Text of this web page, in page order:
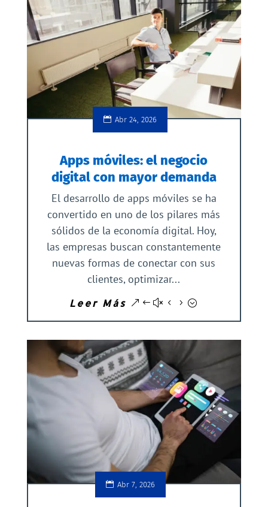
Abr 24, 2026
Apps móviles: el negocio
digital con mayor demanda
El desarrollo de apps móviles se ha
convertido en uno de los pilares más
sólidos de la economía digital. Hoy,
las empresas buscan constantemente
nuevas formas de conectar con sus
clientes, optimizar...
Leer Más
Abr 7, 2026